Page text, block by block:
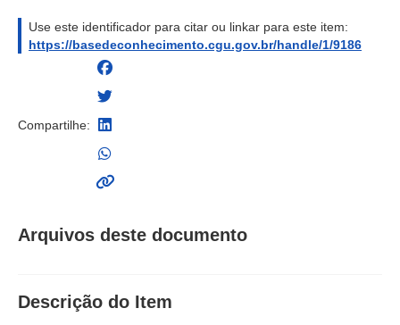
Use este identificador para citar ou linkar para este item:
https://basedeconhecimento.cgu.gov.br/handle/1/9186
Compartilhe:
Arquivos deste documento
Descrição do Item